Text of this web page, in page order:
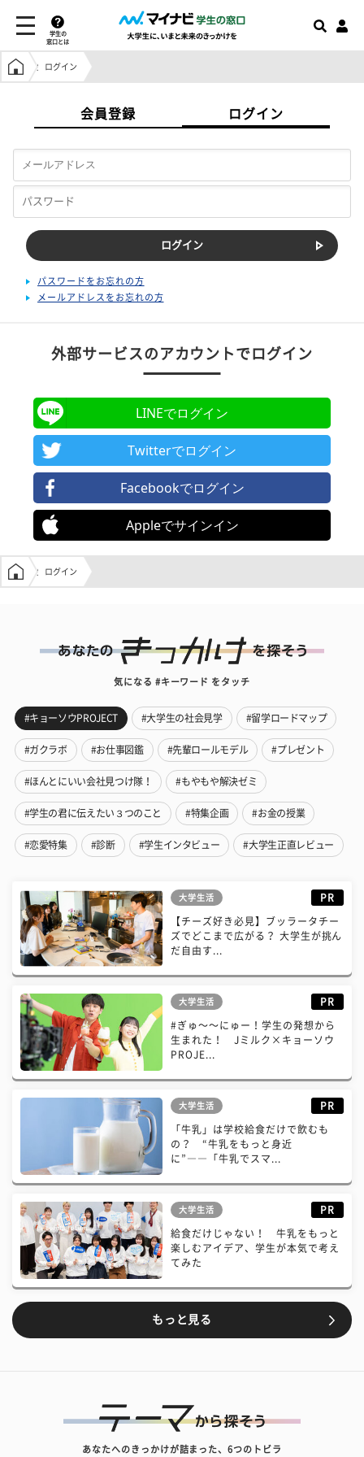
学生の
窓口とは
学生の窓口トップ
ログイン
会員登録 ログイン
パスワードをお忘れの方
メールアドレスをお忘れの方
外部サービスのアカウントでログイン
LINEでログイン
Twitterでログイン
Facebookでログイン
Appleでサインイン
学生の窓口トップ
ログイン
気になる #キーワード をタッチ
#キョーソウPROJECT #大学生の社会見学 #留学ロードマップ
#ガクラボ #お仕事図鑑 #先輩ロールモデル #プレゼント
#ほんとにいい会社見つけ隊！ #もやもや解決ゼミ
#学生の君に伝えたい３つのこと #特集企画 #お金の授業
#恋愛特集 #診断 #学生インタビュー #大学生正直レビュー
大学生活 PR
【チーズ好き必見】ブッラータチー
ズでどこまで広がる？ 大学生が挑ん
だ自由す...
大学生活 PR
#ぎゅ〜〜にゅー！学生の発想から
生まれた！ Jミルク×キョーソウ
PROJE...
大学生活 PR
「牛乳」は学校給食だけで飲むも
の？ “牛乳をもっと身近
に”――「牛乳でスマ...
大学生活 PR
給食だけじゃない！ 牛乳をもっと
楽しむアイデア、学生が本気で考え
てみた
もっと見る
あなたへのきっかけが詰まった、6つのトビラ